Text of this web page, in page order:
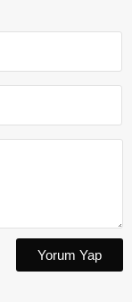
Yorum Yap